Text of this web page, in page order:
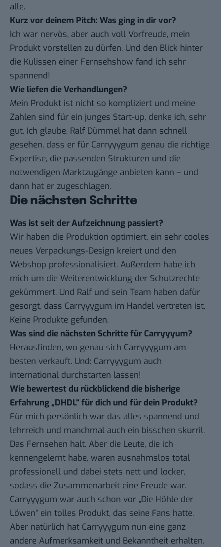
alle.
Kurz vor deinem Pitch: Was ging in dir vor?
Ich war nervös, aber auch voll Vorfreude, mein
Produkt vorstellen zu dürfen. Und den Blick hinter
die Kulissen einer Fernsehshow fand ich sehr
spannend!
Wie liefen die Verhandlungen?
Mein Produkt ist nicht so kompliziert und meine
Zahlen sind für ein junges Start-up, denke ich, sehr
gut. Ich glaube, Ralf Dümmel hat dann schnell
gesehen, dass er für Carryyygum genau die richtige
Expertise, die passenden Strukturen und die
notwendigen Marktzugänge anbieten kann – und
dann hat er zugeschlagen.
Die nächsten Schritte
Was ist seit der Aufzeichnung passiert?
Wir haben die Produktion optimiert, ein sehr cooles
neues Verpackungs-Design kreiert und den
Webshop professionalisiert. Außerdem habe ich
mich um die Weiterentwicklung der Schutzrechte
gekümmert. Und Ralf und sein Team haben dafür
gesorgt, dass Carryyygum im Handel vertreten ist.
Keine Produkte gefunden.
Was sind die nächsten Schritte für Carryyyum?
Herausfinden, wo genau sich Carryyygum am
besten verkauft. Und: Carryyygum auch
international durchstarten lassen!
Wie bewertest du rückblickend die bisherige
Erfahrung „DHDL“ für dich und für dein Produkt?
Für mich persönlich war das alles spannend und
lehrreich und manchmal auch ein bisschen skurril.
Das Fernsehen halt. Aber die Leute, die ich
kennengelernt habe, waren ausnahmslos total
professionell und dabei stets nett und locker,
sodass die Zusammenarbeit eine Freude war.
Carryyygum war auch schon vor „Die Höhle der
Löwen“ ein tolles Produkt, das seine Fans hatte.
Aber natürlich hat Carryyygum nun eine ganz
andere Aufmerksamkeit und Bekanntheit erhalten.